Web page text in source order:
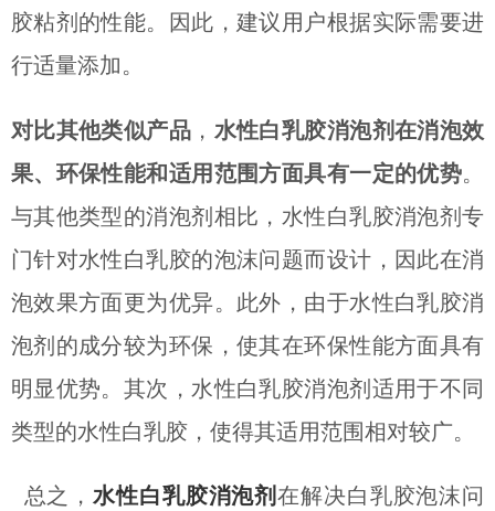
胶粘剂的性能。因此，建议用户根据实际需要进
行适量添加。
对比其他类似产品 ， 水性白乳胶消泡剂在消泡效
果、环保性能和适用范围方面具有一定的优势。
与其他类型的消泡剂相比，水性白乳胶消泡剂专
门针对水性白乳胶的泡沫问题而设计，因此在消
泡效果方面更为优异。此外，由于水性白乳胶消
泡剂的成分较为环保，使其在环保性能方面具有
明显优势。其次，水性白乳胶消泡剂适用于不同
类型的水性白乳胶，使得其适用范围相对较广。
总之，水性白乳胶消泡剂在解决白乳胶泡沫问